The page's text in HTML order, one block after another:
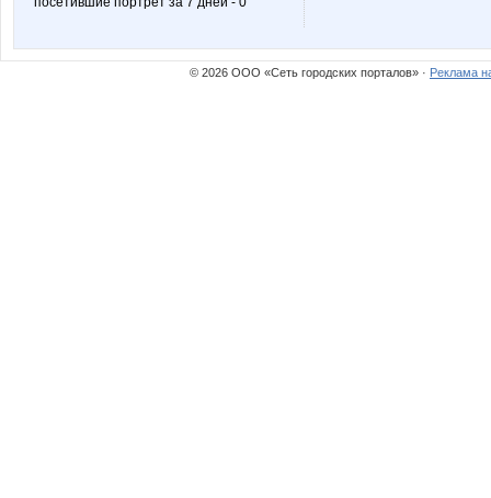
© 2026 ООО «Сеть городских порталов» · Реклама